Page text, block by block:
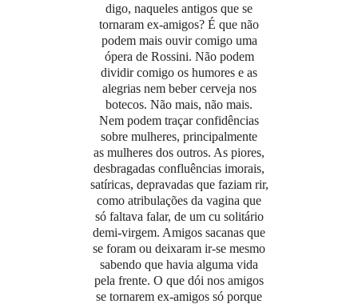
digo, naqueles antigos que se
tornaram ex-amigos? É que não
podem mais ouvir comigo uma
ópera de Rossini. Não podem
dividir comigo os humores e as
alegrias nem beber cerveja nos
botecos. Não mais, não mais.
Nem podem traçar confidências
sobre mulheres, principalmente
as mulheres dos outros. As piores,
desbragadas confluências imorais,
satíricas, depravadas que faziam rir,
como atribulações da vagina que
só faltava falar, de um cu solitário
demi-virgem. Amigos sacanas que
se foram ou deixaram ir-se mesmo
sabendo que havia alguma vida
pela frente. O que dói nos amigos
se tornarem ex-amigos só porque